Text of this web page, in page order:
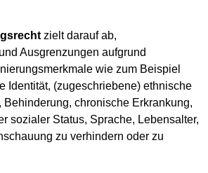
zielt darauf ab,
Ausgrenzungen aufgrund
wie zum Beispiel
Identität, (zugeschriebene) ethnische
Behinderung, chronische Erkrankung,
sozialer Status, Sprache, Lebensalter,
zu verhindern oder zu